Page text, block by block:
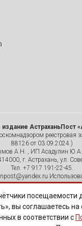
АстраханьПост
88126 от 03.09.2024.)
А.Н. , ИП Асадулин Ю.А.
г. Астрахань, ул.
Тел. +7 917 191-22-45.
сетевого
с указанием
на портал
без
за собой право удалить
посещаемости
вы соглашаетесь на
в соответствии с